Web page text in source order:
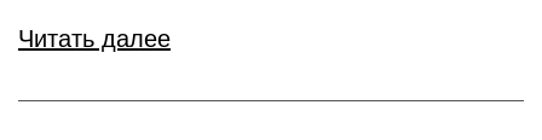
Читать далее